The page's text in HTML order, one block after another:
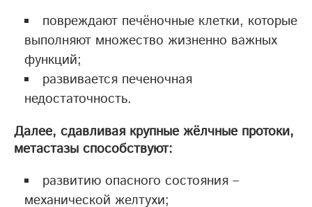
повреждают печёночные клетки, которые
выполняют множество жизненно важных
функций;
развивается печеночная
недостаточность.
Далее, сдавливая крупные жёлчные протоки,
метастазы способствуют:
развитию опасного состояния –
механической желтухи;